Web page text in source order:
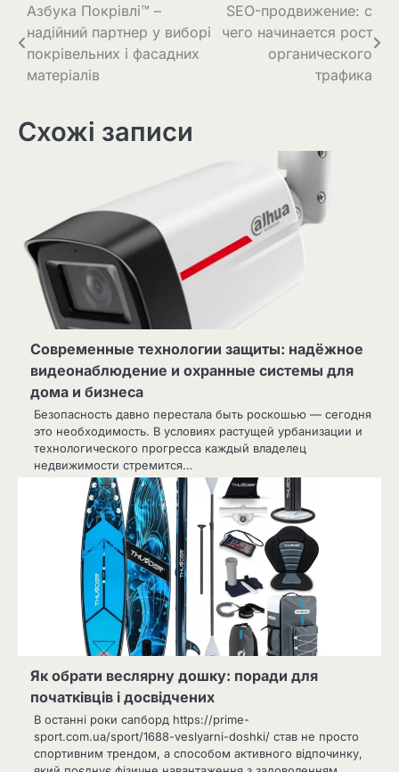
Навігація
записів
Азбука Покрівлі™ –
надійний партнер у виборі
покрівельних і фасадних
матеріалів
SEO-продвижение: с
чего начинается рост
органического
трафика
Схожі записи
Современные технологии защиты: надёжное
видеонаблюдение и охранные системы для
дома и бизнеса
Безопасность давно перестала быть роскошью — сегодня
это необходимость. В условиях растущей урбанизации и
технологического прогресса каждый владелец
недвижимости стремится…
Як обрати веслярну дошку: поради для
початківців і досвідчених
В останні роки сапборд https://prime-
sport.com.ua/sport/1688-veslyarni-doshki/ став не просто
спортивним трендом, а способом активного відпочинку,